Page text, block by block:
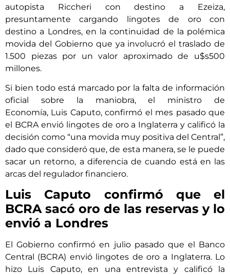
autopista Riccheri con destino a Ezeiza,
presuntamente cargando lingotes de oro con
destino a Londres, en la continuidad de la polémica
movida del Gobierno que ya involucró el traslado de
1.500 piezas por un valor aproximado de u$s500
millones.
Si bien todo está marcado por la falta de información
oficial sobre la maniobra, el ministro de
Economía, Luis Caputo, confirmó el mes pasado que
el BCRA envió lingotes de oro a Inglaterra y calificó la
decisión como “una movida muy positiva del Central”,
dado que consideró que, de esta manera, se le puede
sacar un retorno, a diferencia de cuando está en las
arcas del regulador financiero.
Luis Caputo confirmó que el
BCRA sacó oro de las reservas y lo
envió a Londres
El Gobierno confirmó en julio pasado que el Banco
Central (BCRA) envió lingotes de oro a Inglaterra. Lo
hizo Luis Caputo, en una entrevista y calificó la